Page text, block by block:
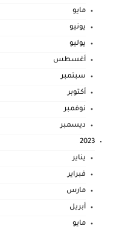
مايو
يونيو
يوليو
أغسطس
سبتمبر
أكتوبر
نوفمبر
ديسمبر
2023
يناير
فبراير
مارس
أبريل
مايو